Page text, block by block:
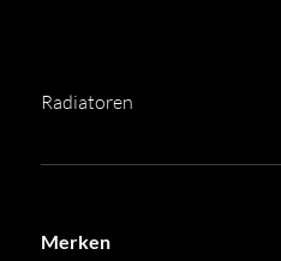
Radiatoren
Merken